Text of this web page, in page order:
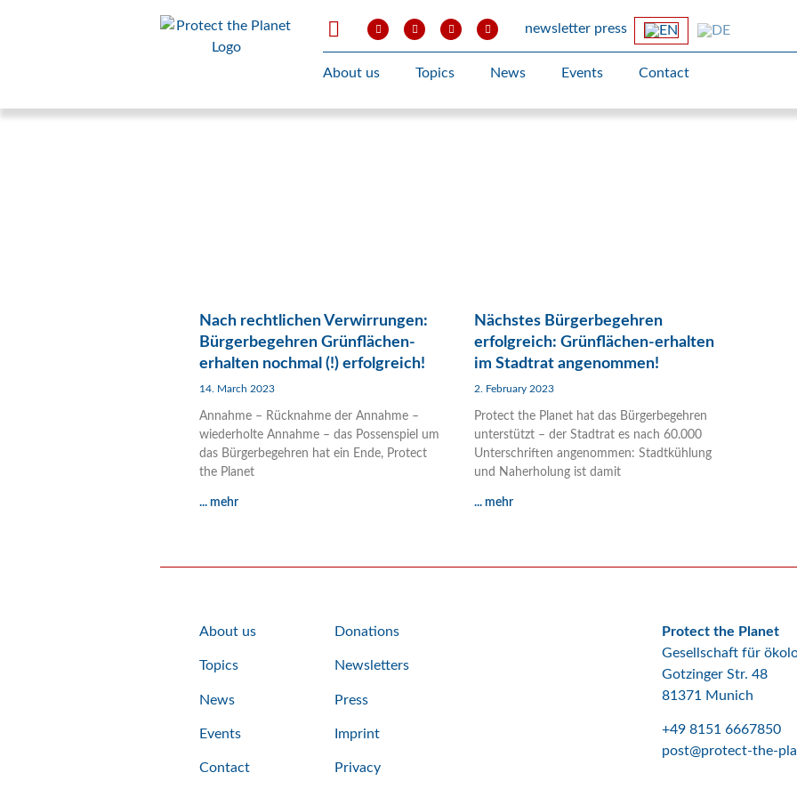
newsletter press
About us Topics News Events Contact
Nach rechtlichen Verwirrungen:
Bürgerbegehren Grünflächen-
erhalten nochmal (!) erfolgreich!
14. March 2023
Annahme – Rücknahme der Annahme –
wiederholte Annahme – das Possenspiel um
das Bürgerbegehren hat ein Ende, Protect
the Planet
... mehr
Nächstes Bürgerbegehren
erfolgreich: Grünflächen-erhalten
im Stadtrat angenommen!
2. February 2023
Protect the Planet hat das Bürgerbegehren
unterstützt – der Stadtrat es nach 60.000
Unterschriften angenommen: Stadtkühlung
und Naherholung ist damit
... mehr
About us
Topics
News
Events
Contact
Donations
Newsletters
Press
Imprint
Privacy
Protect the Planet
Gesellschaft für
Gotzinger Str. 48
81371 Munich
+49 8151 6667850
post@protect-the-